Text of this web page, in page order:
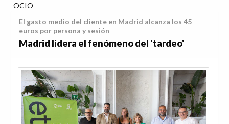
OCIO
El gasto medio del cliente en Madrid alcanza los 45
euros por persona y sesión
Madrid lidera el fenómeno del 'tardeo'